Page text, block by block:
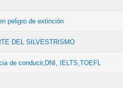
peligro de extinción
DEL SILVESTRISMO
de conducir,DNI, IELTS,TOEFL